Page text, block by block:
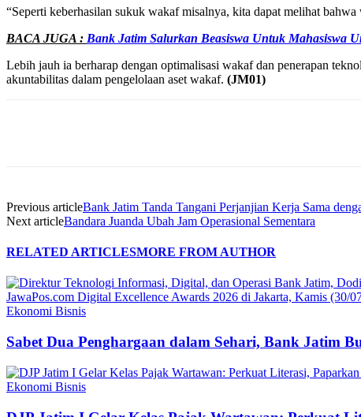
“Seperti keberhasilan sukuk wakaf misalnya, kita dapat melihat
BACA JUGA : Bank Jatim Salurkan Beasiswa Untuk Mahasiswa
Lebih jauh ia berharap dengan optimalisasi wakaf dan penerapan
akuntabilitas dalam pengelolaan aset wakaf. (JM01)
Previous articleBank Jatim Tanda Tangani Perjanjian Kerja Sama
Next articleBandara Juanda Ubah Jam Operasional Sementara
RELATED ARTICLESMORE FROM AUTHOR
Ekonomi Bisnis
Sabet Dua Penghargaan dalam Sehari, Bank Jatim
Ekonomi Bisnis